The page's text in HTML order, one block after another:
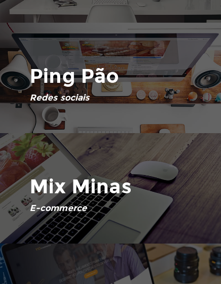
Ping Pão
Redes sociais
Mix Minas
E-commerce